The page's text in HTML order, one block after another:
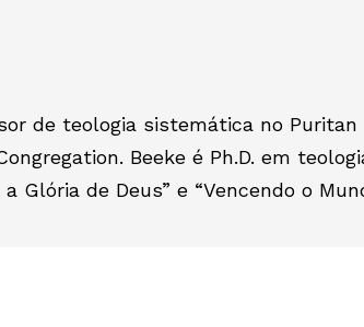
de teologia sistemática no
Beeke é Ph.D. em
Glória de Deus” e “Vencendo o